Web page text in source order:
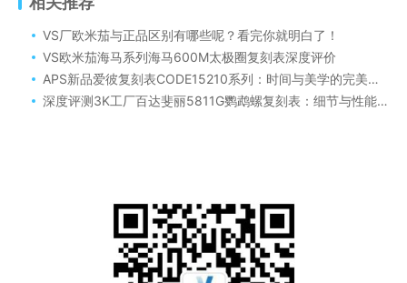
VS厂欧米茄与正品区别有哪些呢？看完你就明白了！
VS欧米茄海马系列海马600M太极圈复刻表深度评价
APS新品爱彼复刻表CODE15210系列：时间与美学的完美交融
深度评测3K工厂百达斐丽5811G鹦鹉螺复刻表：细节与性能的全面剖析